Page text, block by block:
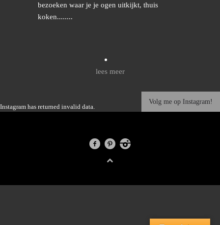
bezoeken waar je je ogen uitkijkt, thuis
koken........
lees meer
Instagram has returned invalid data.
Volg me op Instagram!